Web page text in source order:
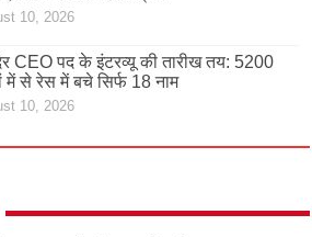
10, 2026
CEO पद के इंटरव्यू की तारीख तय: 5200
में से रेस में बचे सिर्फ 18 नाम
10, 2026